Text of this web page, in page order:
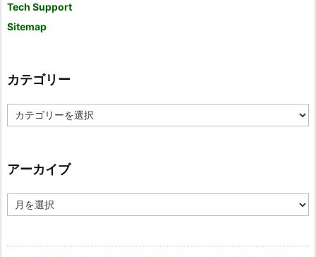
Tech Support
Sitemap
カテゴリー
テ
ー
アーカイブ
ー